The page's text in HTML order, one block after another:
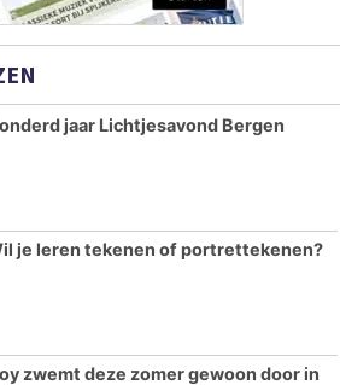
jaar Lichtjesavond Bergen
je leren tekenen of portrettekenen?
zwemt deze zomer gewoon door in